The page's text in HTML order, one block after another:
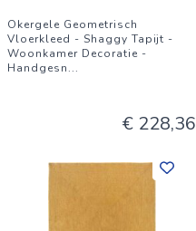
Okergele Geometrisch
Vloerkleed - Shaggy Tapijt -
Woonkamer Decoratie -
Handgesn...
€ 228,36